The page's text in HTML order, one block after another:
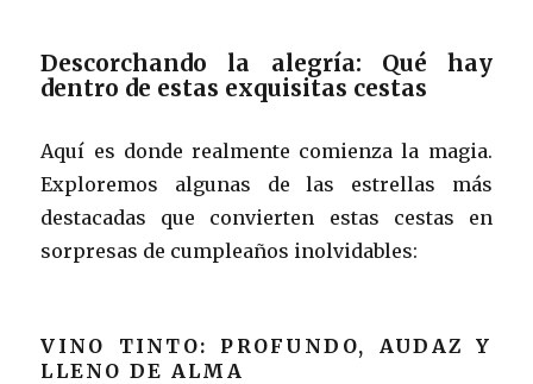
Descorchando la alegría: Qué hay
dentro de estas exquisitas cestas
Aquí es donde realmente comienza la magia.
Exploremos algunas de las estrellas más
destacadas que convierten estas cestas en
sorpresas de cumpleaños inolvidables:
VINO TINTO: PROFUNDO, AUDAZ Y
LLENO DE ALMA